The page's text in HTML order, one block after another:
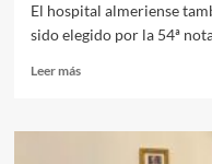
centro
de
El hospital almeriense
sido elegido por la 54ª
Leer másLeer
El